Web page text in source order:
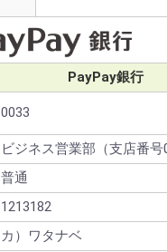
PayPay銀行
0033
ビジネス営業部（支店番号
普通
1213182
カ）ワタナベ